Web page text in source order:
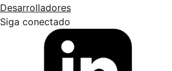
Desarrolladores
Siga conectado